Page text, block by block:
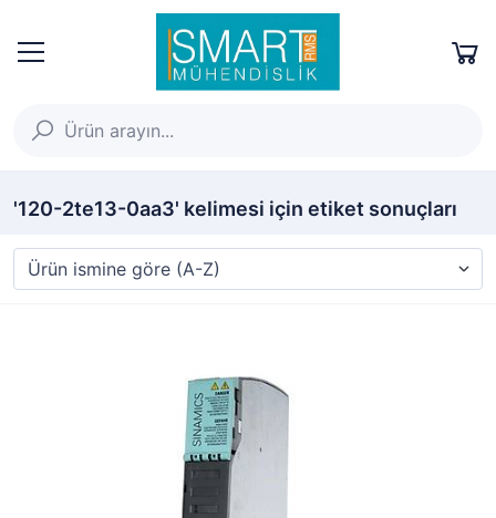
'120-2te13-0aa3' kelimesi için etiket sonuçları